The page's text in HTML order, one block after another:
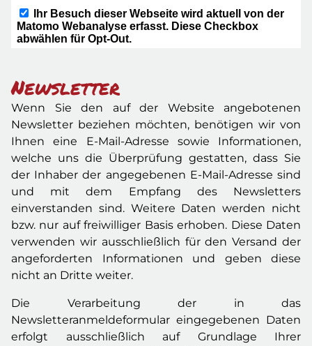
Newsletter
Wenn Sie den auf der Website angebotenen
Newsletter beziehen möchten, benötigen wir von
Ihnen eine E-Mail-Adresse sowie Informationen,
welche uns die Überprüfung gestatten, dass Sie
der Inhaber der angegebenen E-Mail-Adresse sind
und mit dem Empfang des Newsletters
einverstanden sind. Weitere Daten werden nicht
bzw. nur auf freiwilliger Basis erhoben. Diese Daten
verwenden wir ausschließlich für den Versand der
angeforderten Informationen und geben diese
nicht an Dritte weiter.
Die Verarbeitung der in das
Newsletteranmeldeformular eingegebenen Daten
erfolgt ausschließlich auf Grundlage Ihrer